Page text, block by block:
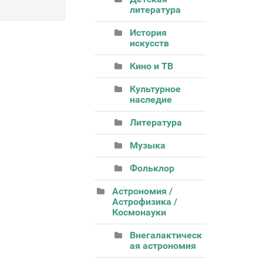
литература
История
искусств
Кино и ТВ
Культурное
наследие
Литература
Музыка
Фольклор
Астрономия /
Астрофизика /
Космонауки
Внегалактическ
ая астрономия